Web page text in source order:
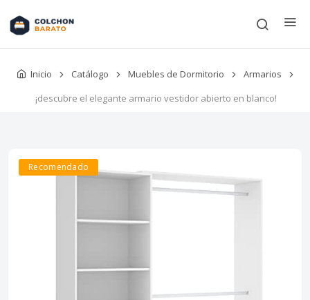
Inicio Catálogo Muebles de Dormitorio
Armarios
¡descubre el elegante armario vestidor abierto en blanco!
Recomendado